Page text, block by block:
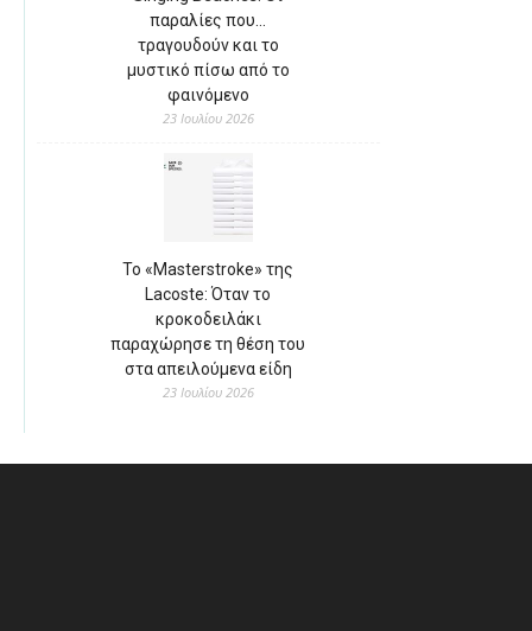
παραλίες που…
τραγουδούν και το
μυστικό πίσω από το
φαινόμενο
23 Ιουλίου 2026
Το «Masterstroke» της
Lacoste: Όταν το
κροκοδειλάκι
παραχώρησε τη θέση του
στα απειλούμενα είδη
23 Ιουλίου 2026